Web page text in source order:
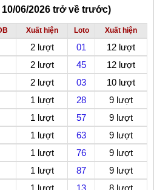
06/2026 trở về trước)
Xuất hiện Loto Xuất hiện
2 lượt 01
12 lượt
2 lượt 45
12 lượt
2 lượt 03
10 lượt
1 lượt 28
9 lượt
1 lượt 57
9 lượt
1 lượt 63
9 lượt
1 lượt 76
9 lượt
1 lượt 87
9 lượt
1 lượt 13 8 lượt